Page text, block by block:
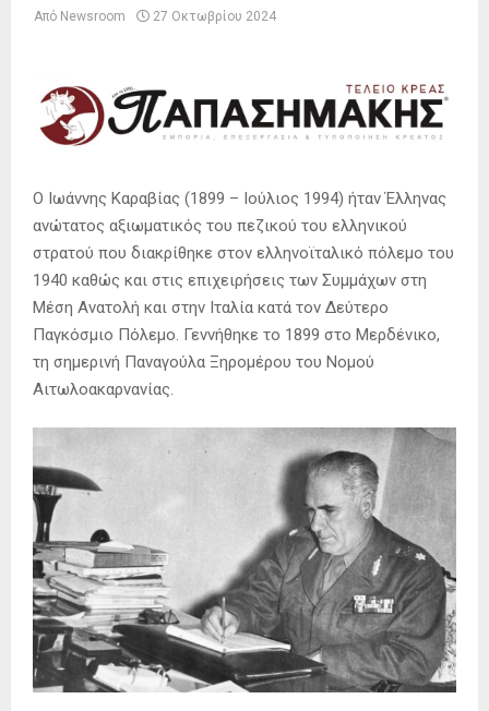
Από Newsroom 27 Οκτωβρίου 2024
O Ιωάννης Καραβίας (1899 – Ιούλιος 1994) ήταν Έλληνας
ανώτατος αξιωματικός του πεζικού του ελληνικού
στρατού που διακρίθηκε στον ελληνοϊταλικό πόλεμο του
1940 καθώς και στις επιχειρήσεις των Συμμάχων στη
Μέση Ανατολή και στην Ιταλία κατά τον Δεύτερο
Παγκόσμιο Πόλεμο. Γεννήθηκε το 1899 στο Μερδένικο,
τη σημερινή Παναγούλα Ξηρομέρου του Νομού
Αιτωλοακαρνανίας.